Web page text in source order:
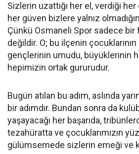
Sizlerin uzattığı her el, verdiği
her güven bizlere yalnız
Çünkü Osmaneli Spor sadece bir
değildir. O; bu ilçenin
gençlerinin umudu, büyüklerinin
hepimizin ortak gururudur.
Bugün atılan bu adım, aslında
bir adımdır. Bundan sonra da
yaşayacağı her başarıda,
tezahüratta ve çocuklarımızın
gülümsemede sizlerin emeği ve